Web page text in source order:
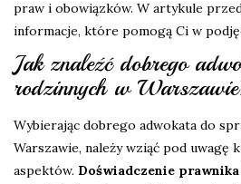
praw i obowiązków. W artykule
informacje, które pomogą Ci w
Jak znaleźć dobrego
rodzinnych w
Wybierając dobrego adwokata do
Warszawie, należy wziąć pod uwagę
aspektów. Doświadczenie prawnika